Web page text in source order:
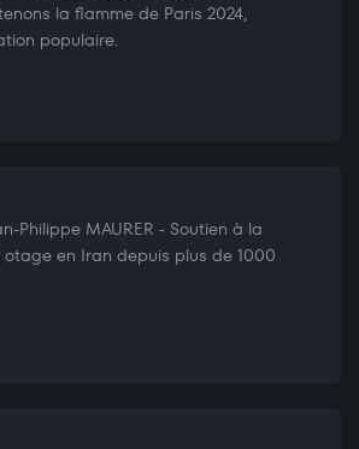
la flamme de Paris 2024,
populaire.
Philippe MAURER - Soutien à la
otage en Iran depuis plus de 1000